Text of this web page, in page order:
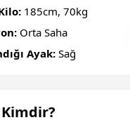
185cm, 70kg
Orta Saha
Ayak: Sağ